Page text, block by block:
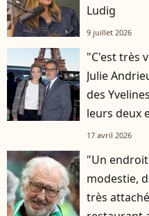
Ludig
9 juillet 2026
"C'est très
Julie
des
leurs deux
17 avril 2026
"Un
modestie,
très